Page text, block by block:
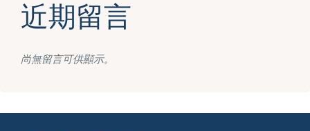
近期留言
尚無留言可供顯示。